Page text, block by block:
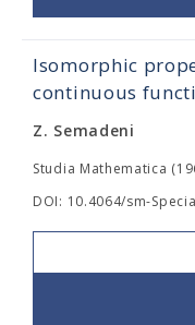
Isomorphic
continuous
Z. Semadeni
Studia Mathematica
DOI: 10.4064/sm-